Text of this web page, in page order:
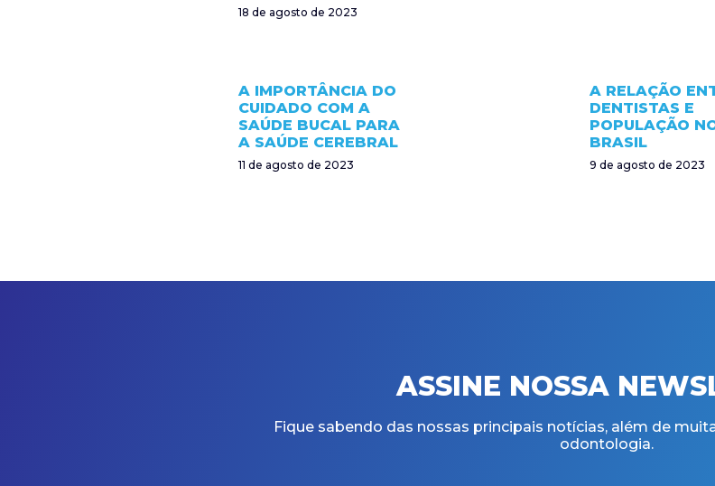
18 de agosto de 2023
A IMPORTÂNCIA DO
CUIDADO COM A
SAÚDE BUCAL PARA
A SAÚDE CEREBRAL
11 de agosto de 2023
A RELAÇÃO
DENTISTAS E
POPULAÇÃO
BRASIL
9 de agosto de 2023
ASSINE NOSSA
Fique sabendo das nossas principais notícias, além de
odontologia.